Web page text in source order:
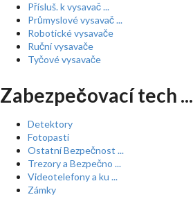
Přísluš. k vysavač ...
Průmyslové vysavač ...
Robotické vysavače
Ruční vysavače
Tyčové vysavače
Zabezpečovací tech ...
Detektory
Fotopasti
Ostatní Bezpečnost ...
Trezory a Bezpečno ...
Videotelefony a ku ...
Zámky